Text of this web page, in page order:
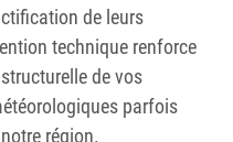
de leurs
technique renforce
de vos
parfois
région.